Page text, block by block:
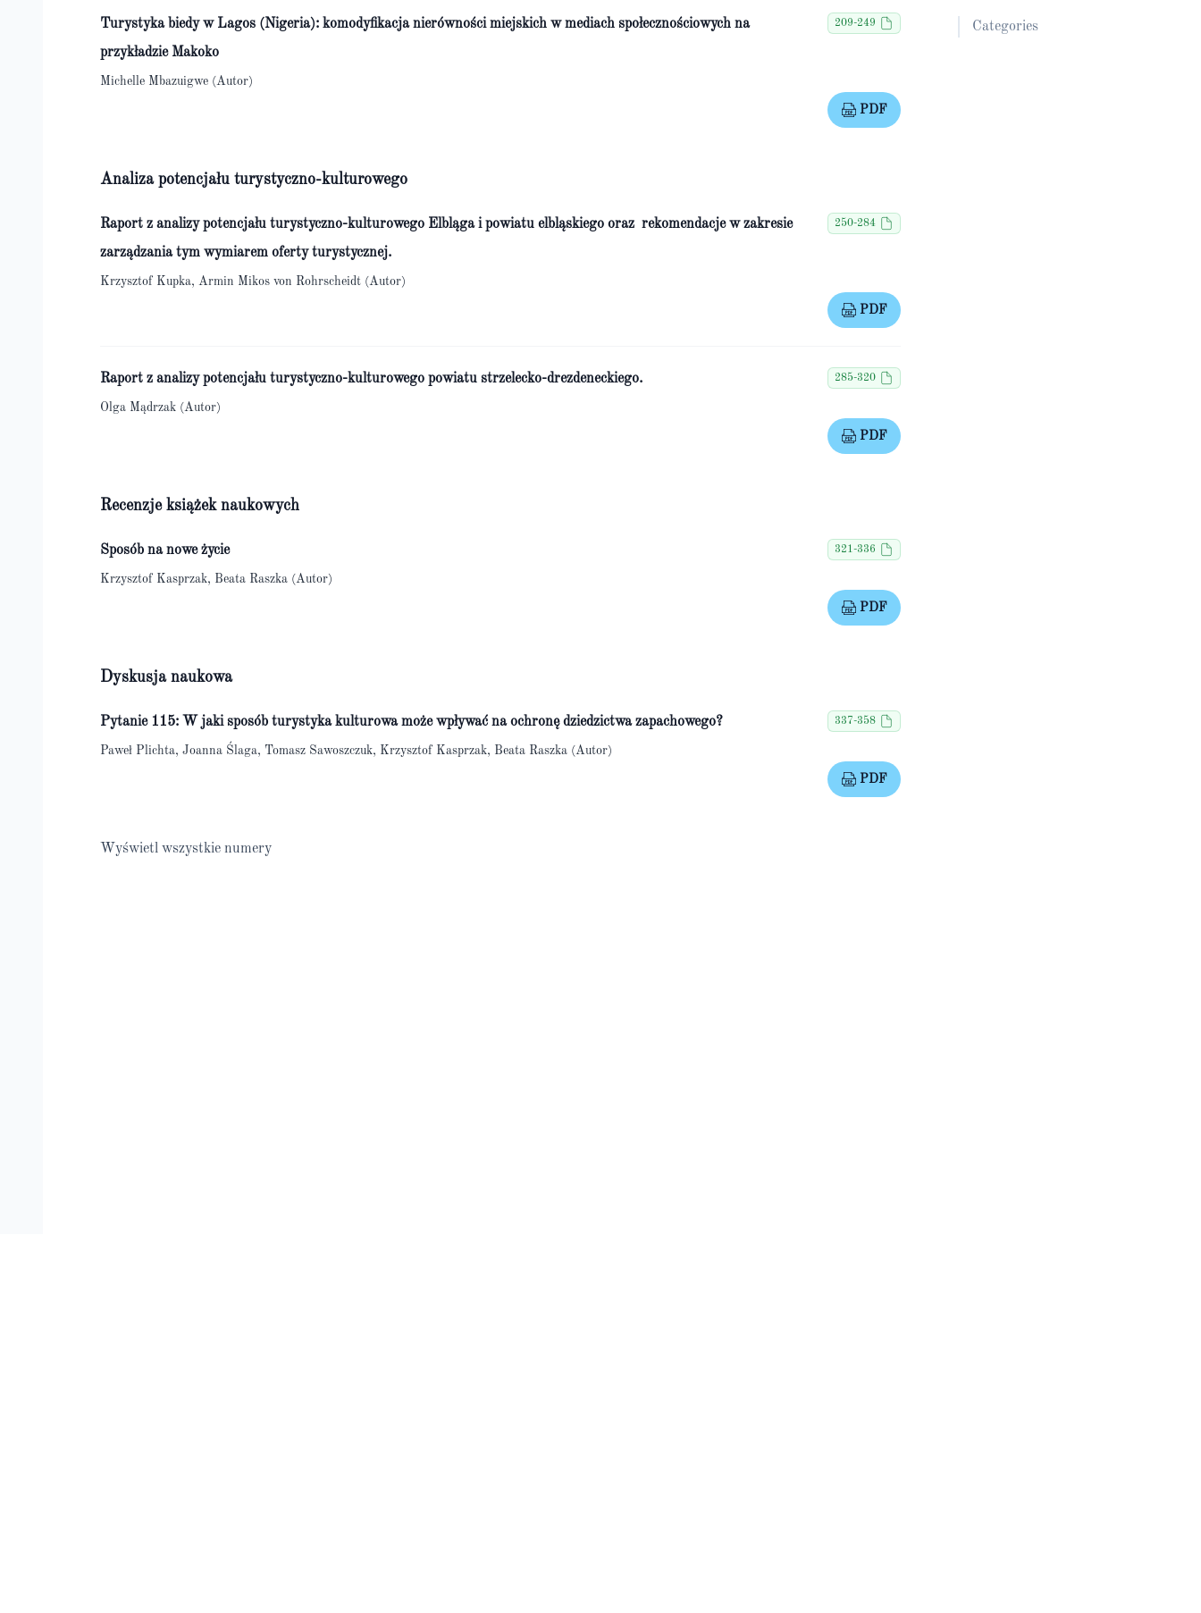
Turystyka biedy w Lagos (Nigeria): komodyfikacja nierówności miejskich w mediach społecznościowych na
przykładzie Makoko
209-249
Michelle Mbazuigwe (Autor)
PDF
Analiza potencjału turystyczno-kulturowego
Raport z analizy potencjału turystyczno-kulturowego Elbląga i powiatu elbląskiego oraz rekomendacje w zakresie
zarządzania tym wymiarem oferty turystycznej.
250-284
Krzysztof Kupka, Armin Mikos von Rohrscheidt (Autor)
PDF
Raport z analizy potencjału turystyczno-kulturowego powiatu strzelecko-drezdeneckiego. 285-320
Olga Mądrzak (Autor)
PDF
Recenzje książek naukowych
Sposób na nowe życie 321-336
Krzysztof Kasprzak, Beata Raszka (Autor)
PDF
Dyskusja naukowa
Pytanie 115: W jaki sposób turystyka kulturowa może wpływać na ochronę dziedzictwa zapachowego? 337-358
Paweł Plichta, Joanna Ślaga, Tomasz Sawoszczuk, Krzysztof Kasprzak, Beata Raszka (Autor)
PDF
Wyświetl wszystkie numery
Categories